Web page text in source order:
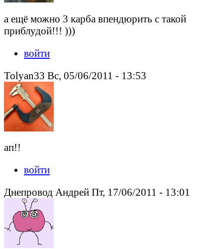
а ещё можно 3 карба впендюрить с такой
приблудой!!! )))
войти
Tolyan33 Вс, 05/06/2011 - 13:53
ап!!
войти
Днепровод Андрей Пт, 17/06/2011 - 13:01